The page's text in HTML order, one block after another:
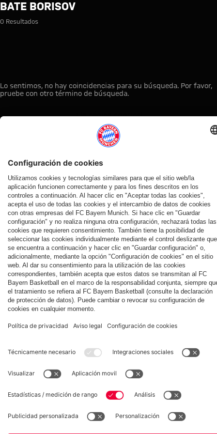
Búsqueda: Bate Borisov
BATE BORISOV
0 Resultados
Lo sentimos, no hay coincidencias para su búsqueda. Por favor,
pruebe con otro término de búsqueda.
A la página principal
ESTO LE PUEDE INTERESAR
TIENDA
ONLINE
¡Disponible
la nueva
primera
equipación
para la
2025/26!
OFERTA
VENTILADOR
FC Bayern
Múnich
Tarjetas de
autógrafos
AFICIÓN
Clubs
de fans
MYFCBAYERN
Descubre tu
espacio
personal para
fans
Colaborador
Museum Prensa Baloncesto
Aviso legal
Política de privacidad Condiciones de uso
Accesibilidad
Sistema de denuncia
Contacto Ajustes de cookies